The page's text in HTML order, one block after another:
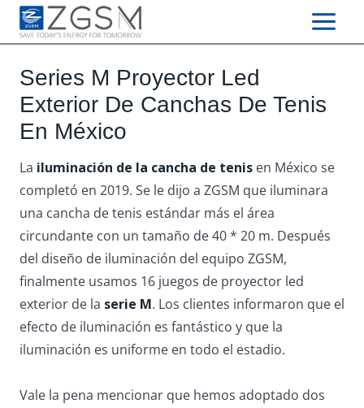
Skip
Series M Proyector Led
Exterior De Canchas De Tenis
En México
La iluminación de la cancha de tenis en México se
completó en 2019. Se le dijo a ZGSM que iluminara
una cancha de tenis estándar más el área
circundante con un tamaño de 40 * 20 m. Después
del diseño de iluminación del equipo ZGSM,
finalmente usamos 16 juegos de proyector led
exterior de la serie M. Los clientes informaron que el
efecto de iluminación es fantástico y que la
iluminación es uniforme en todo el estadio.
Vale la pena mencionar que hemos adoptado dos